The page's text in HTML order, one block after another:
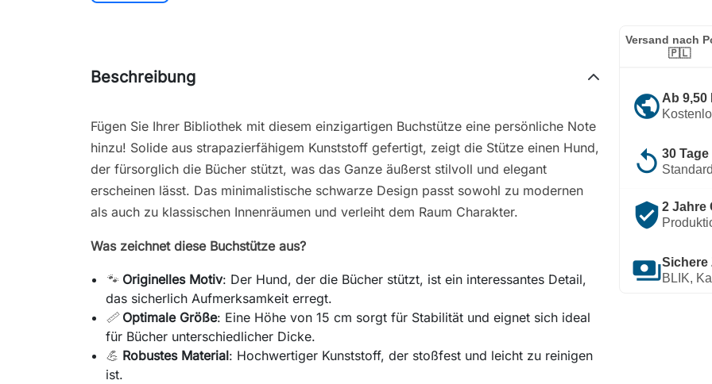
Versand nach
🇵🇱
public Ab 9,50
replay 30
verified_user 2 Jahre
paymentsSichere
BLIK,
Beschreibung
Fügen Sie Ihrer Bibliothek mit diesem einzigartigen Buchstütze eine persönliche Note
hinzu! Solide aus strapazierfähigem Kunststoff gefertigt, zeigt die Stütze einen Hund,
der fürsorglich die Bücher stützt, was das Ganze äußerst stilvoll und elegant
erscheinen lässt. Das minimalistische schwarze Design passt sowohl zu modernen
als auch zu klassischen Innenräumen und verleiht dem Raum Charakter.
Was zeichnet diese Buchstütze aus?
🐾 Originelles Motiv: Der Hund, der die Bücher stützt, ist ein interessantes Detail,
das sicherlich Aufmerksamkeit erregt.
📏 Optimale Größe: Eine Höhe von 15 cm sorgt für Stabilität und eignet sich ideal
für Bücher unterschiedlicher Dicke.
💪 Robustes Material: Hochwertiger Kunststoff, der stoßfest und leicht zu reinigen
ist.